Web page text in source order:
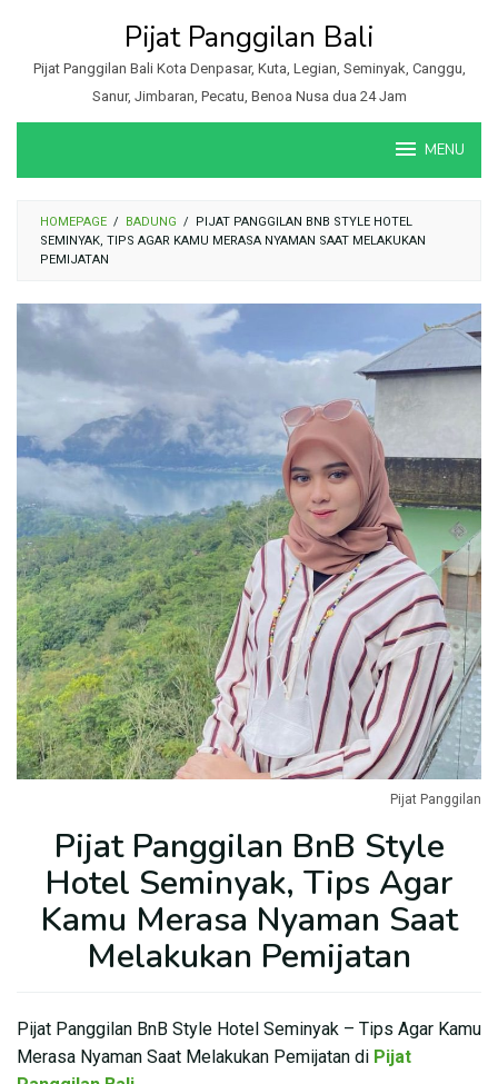
konten
Pijat Panggilan Bali
Pijat Panggilan Bali Kota Denpasar, Kuta, Legian, Seminyak, Canggu,
Sanur, Jimbaran, Pecatu, Benoa Nusa dua 24 Jam
MENU
HOMEPAGE / BADUNG /
PIJAT PANGGILAN BNB STYLE HOTEL
SEMINYAK, TIPS AGAR KAMU MERASA NYAMAN SAAT MELAKUKAN
PEMIJATAN
Pijat Panggilan
Pijat Panggilan BnB Style
Hotel Seminyak, Tips Agar
Kamu Merasa Nyaman Saat
Melakukan Pemijatan
Pijat Panggilan BnB Style Hotel Seminyak – Tips Agar Kamu
Merasa Nyaman Saat Melakukan Pemijatan di Pijat